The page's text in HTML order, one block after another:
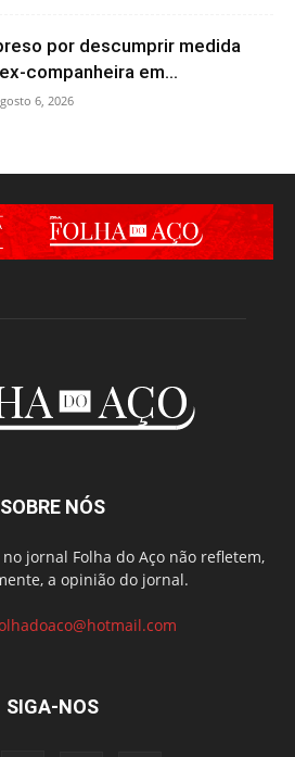
por descumprir medida
companheira em...
6, 2026
SOBRE NÓS
jornal Folha do Aço não refletem,
a opinião do jornal.
SIGA-NOS